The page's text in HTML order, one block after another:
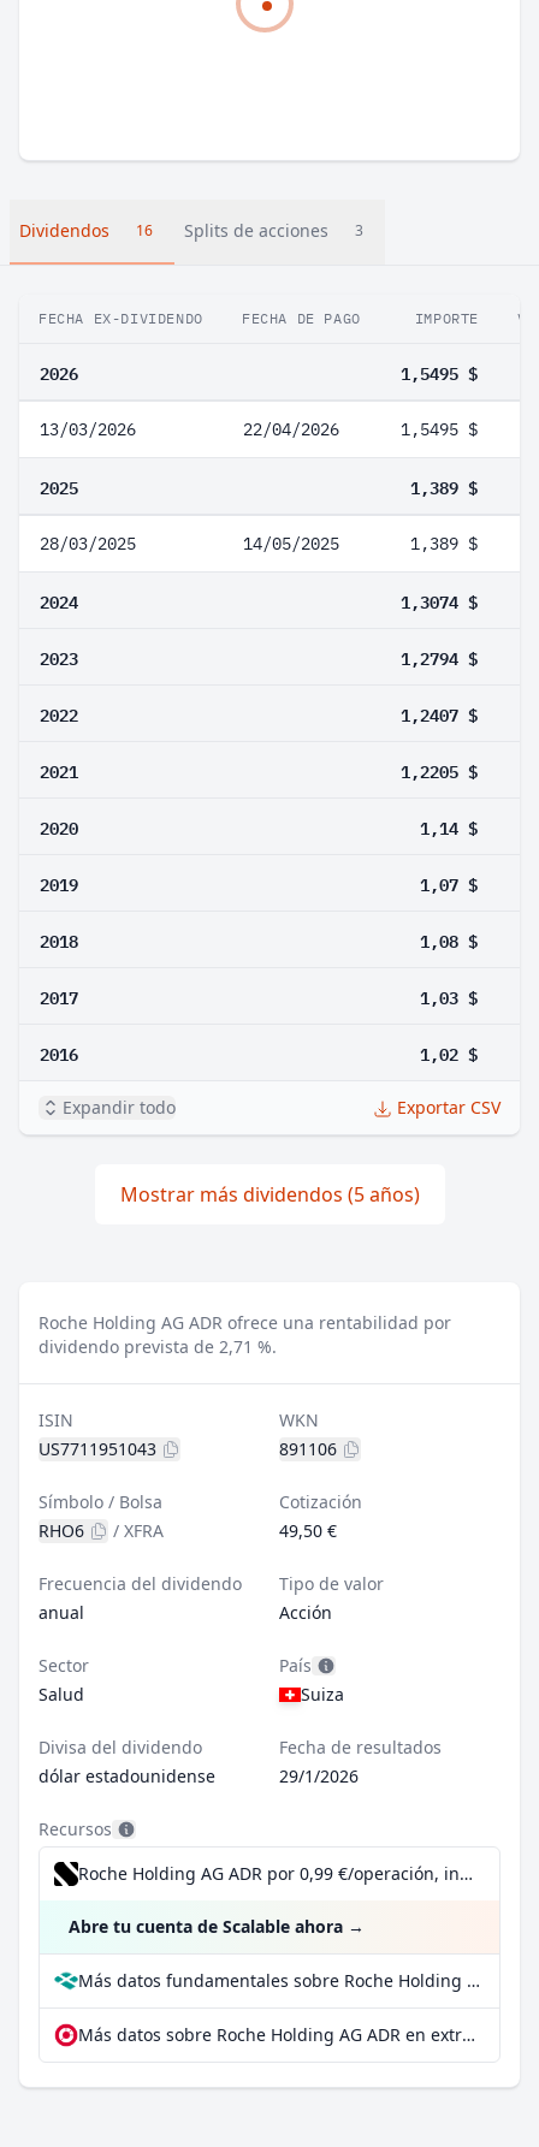
Dividendos 16 Splits de acciones 3
FECHA EX-DIVIDENDO FECHA DE PAGO IMPORTE
2026 1,5495 $
13/03/2026 22/04/2026 1,5495 $
2025 1,389 $
28/03/2025 14/05/2025 1,389 $
2024 1,3074 $
2023 1,2794 $
2022 1,2407 $
2021 1,2205 $
2020 1,14 $
2019 1,07 $
2018 1,08 $
2017 1,03 $
2016 1,02 $
Expandir todo Exportar CSV
Mostrar más dividendos (5 años)
Roche Holding AG ADR ofrece una rentabilidad por
dividendo prevista de 2,71 %.
ISIN
US7711951043
WKN
891106
Símbolo / Bolsa
RHO6
/ XFRA
Cotización
49,50 €
Frecuencia del dividendo
anual
Tipo de valor
Acción
Sector
Salud
País
Suiza
Divisa del dividendo
dólar estadounidense
Fecha de resultados
29/1/2026
Recursos
Roche Holding AG ADR por 0,99 €/operación, incluido el Dividend Reinvestment Plan
Abre tu cuenta de Scalable ahora →
Más datos fundamentales sobre Roche Holding AG ADR en Parqet
Más datos sobre Roche Holding AG ADR en extraETF